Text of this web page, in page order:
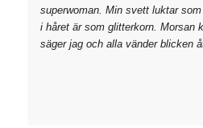
superwoman. Min svett luktar
i håret är som glitterkorn. Morsan
säger jag och alla vänder blicken